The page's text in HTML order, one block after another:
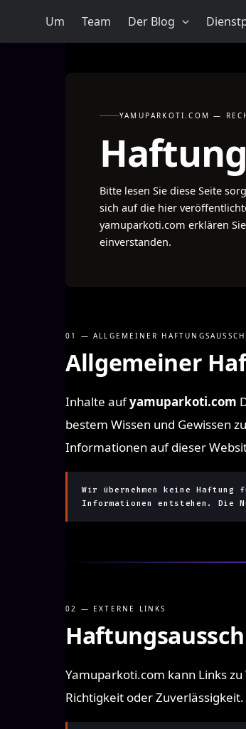
springen
Um Team Der Blog
YAMUPARKOTI.COM —
Bitte lesen Sie diese Seite
sich auf die hier
yamuparkoti.com erklären
einverstanden.
01 — ALLGEMEINER
Allgemeiner
Inhalte aufyamuparkoti.com
bestem Wissen und Gewissen
Informationen auf dieser
Wir übernehmen keine
Informationen entstehen. Die
02 — EXTERNE LINKS
Yamuparkoti.com kann Links
Richtigkeit oder Zuverlässigkeit.